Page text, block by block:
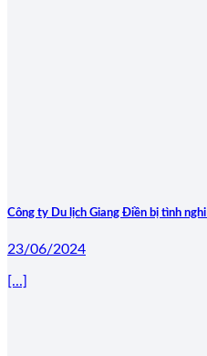
Công ty Du lịch Giang Điền bị tình
23/06/2024
[...]